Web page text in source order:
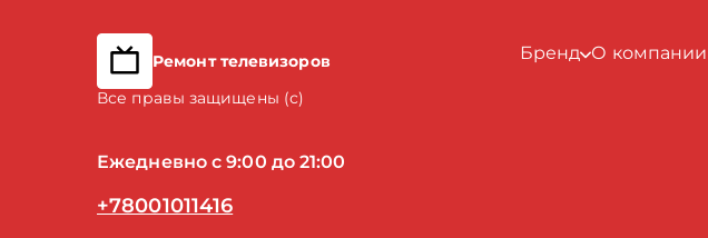
Ремонт телевизоров
Все правы защищены (с)
Ежедневно с 9:00 до 21:00
+78001011416
Бренд О компании